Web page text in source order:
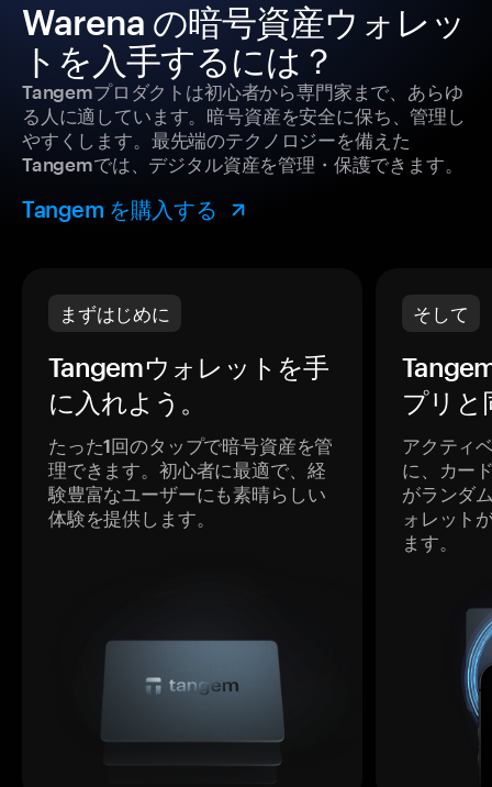
Warena の暗号資産ウォレッ
トを入手するには？
Tangemプロダクトは初心者から専門家まで、あらゆ
る人に適しています。暗号資産を安全に保ち、管理し
やすくします。最先端のテクノロジーを備えた
Tangemでは、デジタル資産を管理・保護できます。
Tangem を購入する
まずはじめに
Tangemウォレットを手
に入れよう。
たった1回のタップで暗号資産を管
理できます。初心者に最適で、経
験豊富なユーザーにも素晴らしい
体験を提供します。
そして
プリと
アクティ
に、カー
がランダ
ォレット
ます。